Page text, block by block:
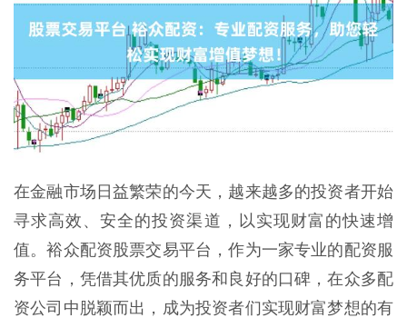
在金融市场日益繁荣的今天，越来越多的投资者开始
寻求高效、安全的投资渠道，以实现财富的快速增
值。裕众配资股票交易平台，作为一家专业的配资服
务平台，凭借其优质的服务和良好的口碑，在众多配
资公司中脱颖而出，成为投资者们实现财富梦想的有